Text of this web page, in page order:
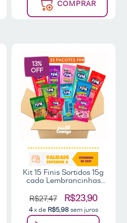
COMPRAR
13%
OFF
Kit 15 Finis Sortidos 15g
cada Lembrancinhas
R$27,47
R$23,90
4 x de R$5,98 sem juros